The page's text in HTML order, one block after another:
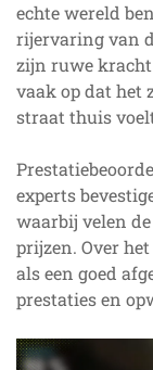
echte wereld
rijervaring van
zijn ruwe
vaak op dat het
straat thuis
experts
waarbij velen
prijzen. Over
als een goed
prestaties en